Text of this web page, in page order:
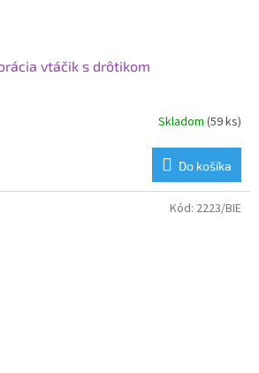
vtáčik s drôtikom
Skladom (59 ks)
Do košíka
Kód: 2223/BIE